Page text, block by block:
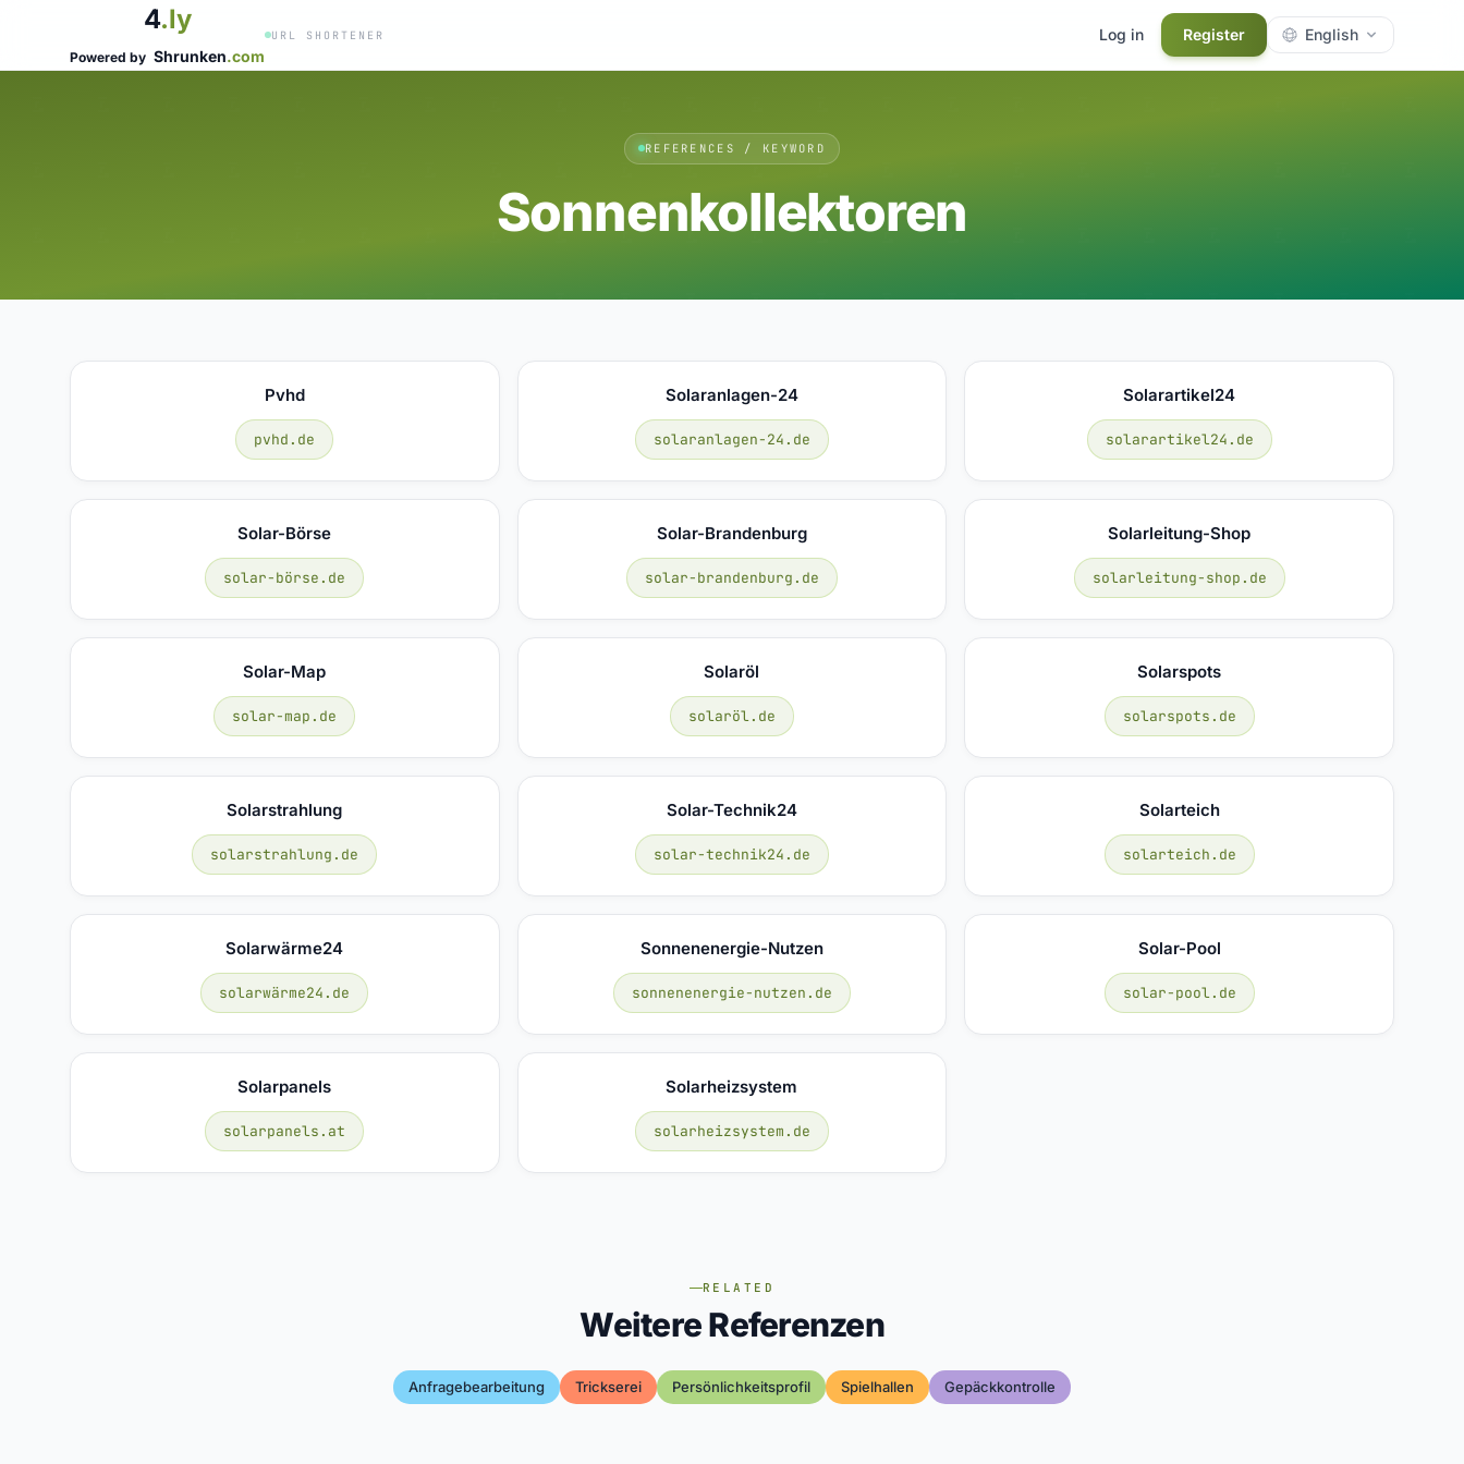
4.ly
Powered by Shrunken.com
URL SHORTENER Log in Register English
REFERENCES / KEYWORD
Sonnenkollektoren
Pvhd
pvhd.de
Solaranlagen-24
solaranlagen-24.de
Solarartikel24
solarartikel24.de
Solar-Börse
solar-börse.de
Solar-Brandenburg
solar-brandenburg.de
Solarleitung-Shop
solarleitung-shop.de
Solar-Map
solar-map.de
Solaröl
solaröl.de
Solarspots
solarspots.de
Solarstrahlung
solarstrahlung.de
Solar-Technik24
solar-technik24.de
Solarteich
solarteich.de
Solarwärme24
solarwärme24.de
Sonnenenergie-Nutzen
sonnenenergie-nutzen.de
Solar-Pool
solar-pool.de
Solarpanels
solarpanels.at
Solarheizsystem
solarheizsystem.de
RELATED
Weitere Referenzen
Anfragebearbeitung Trickserei Persönlichkeitsprofil Spielhallen Gepäckkontrolle